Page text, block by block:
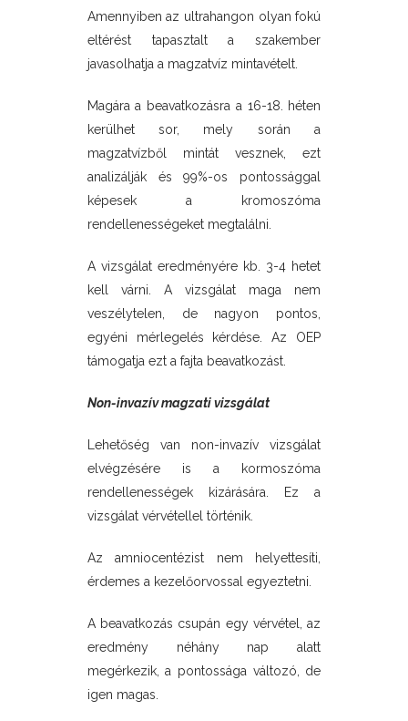
Amennyiben az ultrahangon olyan fokú
eltérést tapasztalt a szakember
javasolhatja a magzatvíz mintavételt.
Magára a beavatkozásra a 16-18. héten
kerülhet sor, mely során a
magzatvízből mintát vesznek, ezt
analizálják és 99%-os pontossággal
képesek a kromoszóma
rendellenességeket megtalálni.
A vizsgálat eredményére kb. 3-4 hetet
kell várni. A vizsgálat maga nem
veszélytelen, de nagyon pontos,
egyéni mérlegelés kérdése. Az OEP
támogatja ezt a fajta beavatkozást.
Non-invazív magzati vizsgálat
Lehetőség van non-invazív vizsgálat
elvégzésére is a kormoszóma
rendellenességek kizárására. Ez a
vizsgálat vérvétellel történik.
Az amniocentézist nem helyettesíti,
érdemes a kezelőorvossal egyeztetni.
A beavatkozás csupán egy vérvétel, az
eredmény néhány nap alatt
megérkezik, a pontossága változó, de
igen magas.